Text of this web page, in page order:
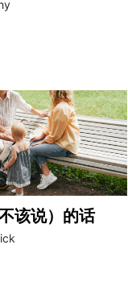
该说）的话